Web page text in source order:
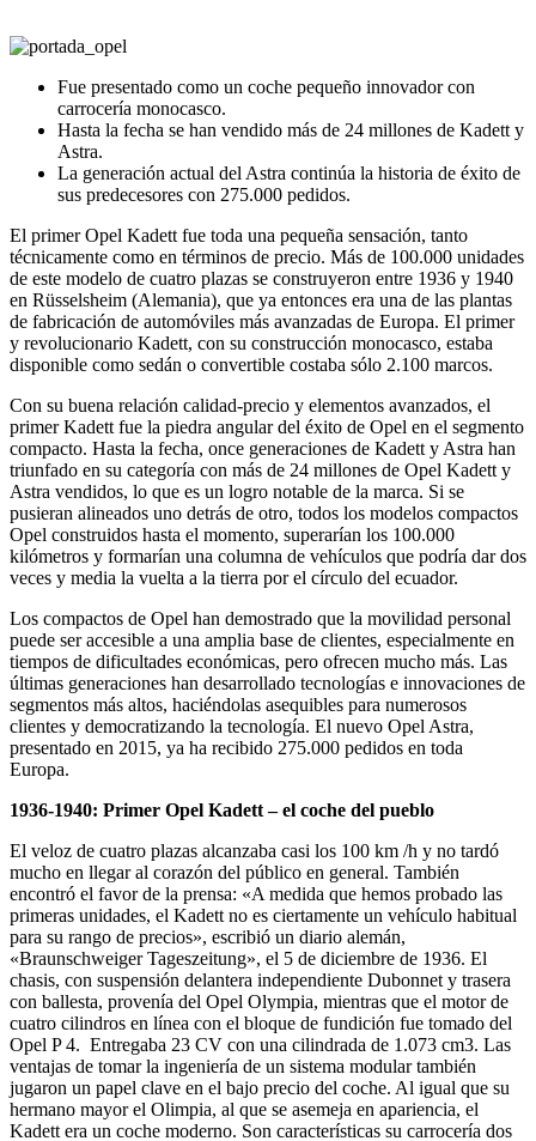
Fue presentado como un coche pequeño innovador con
carrocería monocasco.
Hasta la fecha se han vendido más de 24 millones de Kadett y
Astra.
La generación actual del Astra continúa la historia de éxito de
sus predecesores con 275.000 pedidos.
El primer Opel Kadett fue toda una pequeña sensación, tanto
técnicamente como en términos de precio. Más de 100.000 unidades
de este modelo de cuatro plazas se construyeron entre 1936 y 1940
en Rüsselsheim (Alemania), que ya entonces era una de las plantas
de fabricación de automóviles más avanzadas de Europa. El primer
y revolucionario Kadett, con su construcción monocasco, estaba
disponible como sedán o convertible costaba sólo 2.100 marcos.
Con su buena relación calidad-precio y elementos avanzados, el
primer Kadett fue la piedra angular del éxito de Opel en el segmento
compacto. Hasta la fecha, once generaciones de Kadett y Astra han
triunfado en su categoría con más de 24 millones de Opel Kadett y
Astra vendidos, lo que es un logro notable de la marca. Si se
pusieran alineados uno detrás de otro, todos los modelos compactos
Opel construidos hasta el momento, superarían los 100.000
kilómetros y formarían una columna de vehículos que podría dar dos
veces y media la vuelta a la tierra por el círculo del ecuador.
Los compactos de Opel han demostrado que la movilidad personal
puede ser accesible a una amplia base de clientes, especialmente en
tiempos de dificultades económicas, pero ofrecen mucho más. Las
últimas generaciones han desarrollado tecnologías e innovaciones de
segmentos más altos, haciéndolas asequibles para numerosos
clientes y democratizando la tecnología. El nuevo Opel Astra,
presentado en 2015, ya ha recibido 275.000 pedidos en toda
Europa.
1936-1940: Primer Opel Kadett – el coche del pueblo
El veloz de cuatro plazas alcanzaba casi los 100 km /h y no tardó
mucho en llegar al corazón del público en general. También
encontró el favor de la prensa: «A medida que hemos probado las
primeras unidades, el Kadett no es ciertamente un vehículo habitual
para su rango de precios», escribió un diario alemán,
«Braunschweiger Tageszeitung», el 5 de diciembre de 1936. El
chasis, con suspensión delantera independiente Dubonnet y trasera
con ballesta, provenía del Opel Olympia, mientras que el motor de
cuatro cilindros en línea con el bloque de fundición fue tomado del
Opel P 4. Entregaba 23 CV con una cilindrada de 1.073 cm3. Las
ventajas de tomar la ingeniería de un sistema modular también
jugaron un papel clave en el bajo precio del coche. Al igual que su
hermano mayor el Olimpia, al que se asemeja en apariencia, el
Kadett era un coche moderno. Son características su carrocería dos